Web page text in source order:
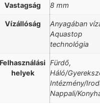
Vastagság 8 mm
Vízállóság
Anyagában
Aquastop
technológia
Felhasználási
helyek
Fürdő,
Háló/
Intézmény/
Nappali/